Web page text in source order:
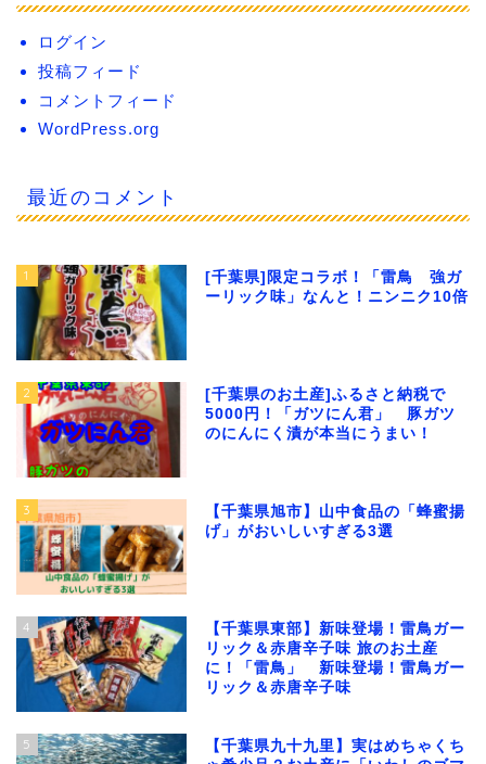
ログイン
投稿フィード
コメントフィード
WordPress.org
最近のコメント
1
[千葉県]限定コラボ！「雷鳥 強ガ
ーリック味」なんと！ニンニク10倍
2
[千葉県のお土産]ふるさと納税で
5000円！「ガツにん君」 豚ガツ
のにんにく漬が本当にうまい！
3
【千葉県旭市】山中食品の「蜂蜜揚
げ」がおいしいすぎる3選
4
【千葉県東部】新味登場！雷鳥ガー
リック＆赤唐辛子味 旅のお土産
に！「雷鳥」 新味登場！雷鳥ガー
リック＆赤唐辛子味
5
【千葉県九十九里】実はめちゃくち